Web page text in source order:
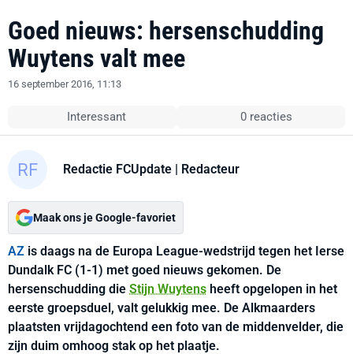
Goed nieuws: hersenschudding
Wuytens valt mee
16 september 2016, 11:13
Interessant 0 reacties
Redactie FCUpdate | Redacteur
Maak ons je Google-favoriet
AZ is daags na de Europa League-wedstrijd tegen het Ierse
Dundalk FC (1-1) met goed nieuws gekomen. De
hersenschudding die Stijn Wuytens heeft opgelopen in het
eerste groepsduel, valt gelukkig mee. De Alkmaarders
plaatsten vrijdagochtend een foto van de middenvelder, die
zijn duim omhoog stak op het plaatje.